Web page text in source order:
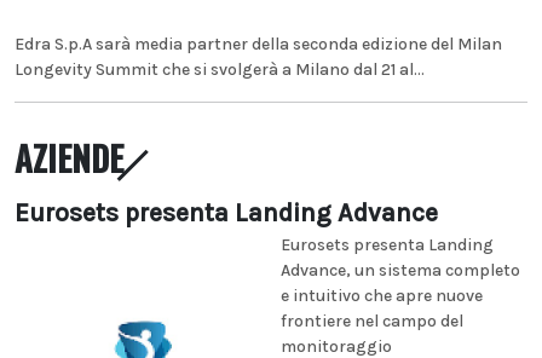
Edra S.p.A sarà media partner della seconda edizione del Milan
Longevity Summit che si svolgerà a Milano dal 21 al...
AZIENDE
Eurosets presenta Landing Advance
Eurosets presenta Landing
Advance, un sistema completo
e intuitivo che apre nuove
frontiere nel campo del
monitoraggio